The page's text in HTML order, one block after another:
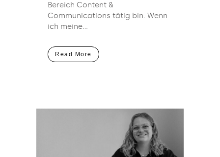
Bereich Content &
Communications tätig bin. Wenn
ich meine...
Read More